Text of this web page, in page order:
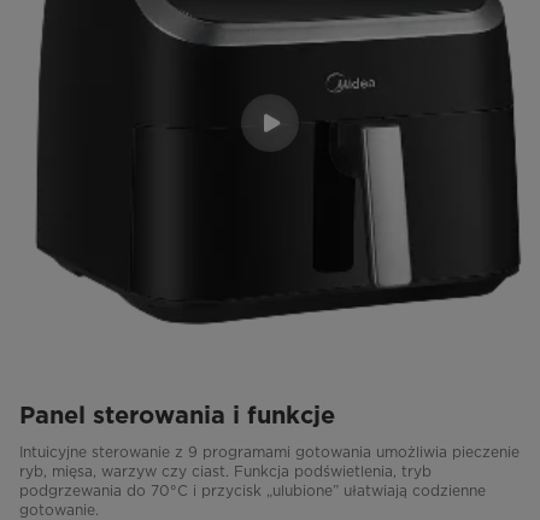
Panel sterowania i funkcje
Intuicyjne sterowanie z 9 programami gotowania umożliwia pieczenie
ryb, mięsa, warzyw czy ciast. Funkcja podświetlenia, tryb
podgrzewania do 70°C i przycisk „ulubione” ułatwiają codzienne
gotowanie.